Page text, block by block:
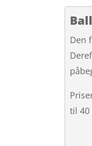
Den
til